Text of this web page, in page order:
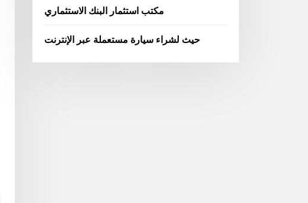
مكتب استثمار البنك الاستثماري
حيث لشراء سيارة مستعملة عبر الإنترنت